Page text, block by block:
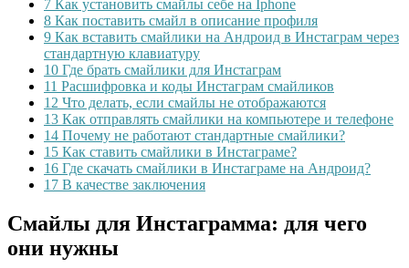
7 Как установить смайлы себе на Iphone
8 Как поставить смайл в описание профиля
9 Как вставить смайлики на Андроид в Инстаграм через
стандартную клавиатуру
10 Где брать смайлики для Инстаграм
11 Расшифровка и коды Инстаграм смайликов
12 Что делать, если смайлы не отображаются
13 Как отправлять смайлики на компьютере и телефоне
14 Почему не работают стандартные смайлики?
15 Как ставить смайлики в Инстаграме?
16 Где скачать смайлики в Инстаграме на Андроид?
17 В качестве заключения
Смайлы для Инстаграмма: для чего
они нужны